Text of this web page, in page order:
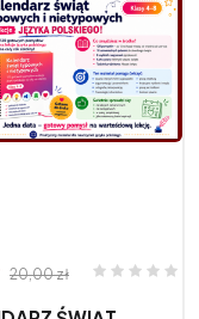
20,00 zł